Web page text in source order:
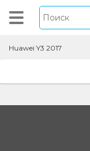
Huawei Y3 2017